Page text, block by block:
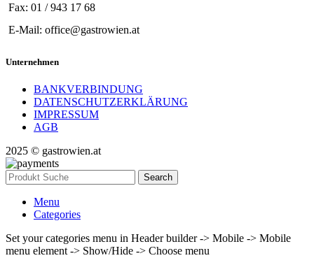
Fax: 01 / 943 17 68
E-Mail: office@gastrowien.at
Unternehmen
BANKVERBINDUNG
DATENSCHUTZERKLÄRUNG
IMPRESSUM
AGB
2025 © gastrowien.at
Search
Menu
Categories
Set your categories menu in Header builder -> Mobile -> Mobile
menu element -> Show/Hide -> Choose menu